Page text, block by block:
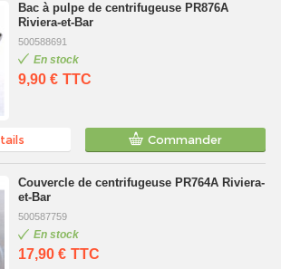
Bac à pulpe de centrifugeuse PR876A
Riviera-et-Bar
500588691
En stock
9,90 € TTC
Commander
Couvercle de centrifugeuse PR764A Riviera-
et-Bar
500587759
En stock
17,90 € TTC